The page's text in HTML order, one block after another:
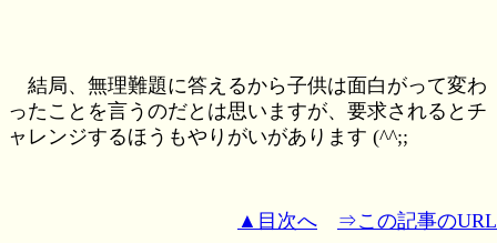
結局、無理難題に答えるから子供は面白がって変わ
ったことを言うのだとは思いますが、要求されるとチ
ャレンジするほうもやりがいがあります (^^;;
▲目次へ ⇒この記事のURL